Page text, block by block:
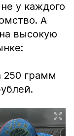
у каждого
А
высокую
250 грамм